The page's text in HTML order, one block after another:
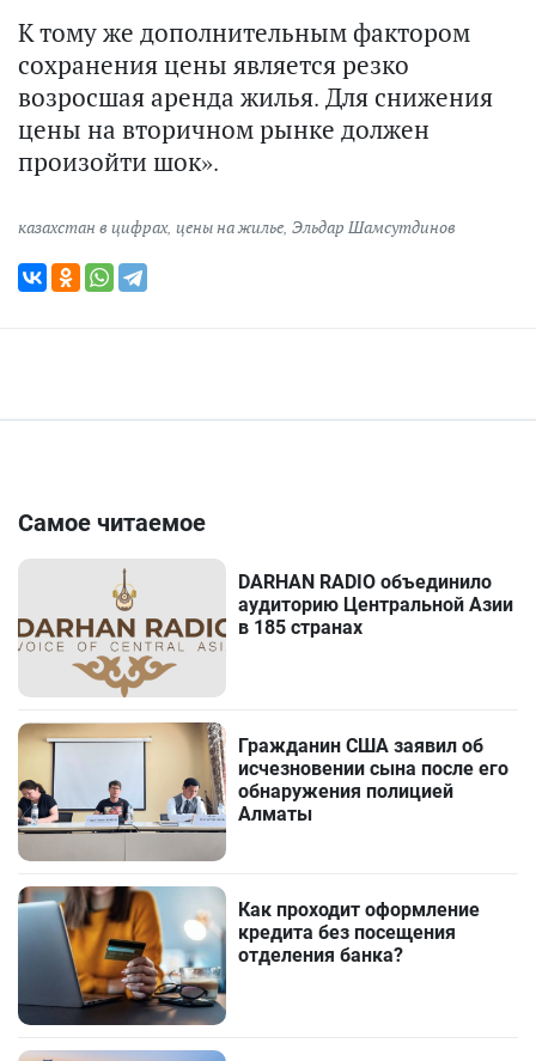
К тому же дополнительным фактором
сохранения цены является резко
возросшая аренда жилья. Для снижения
цены на вторичном рынке должен
произойти шок».
казахстан в цифрах, цены на жилье, Эльдар Шамсутдинов
Самое читаемое
DARHAN RADIO объединило
аудиторию Центральной Азии
в 185 странах
Гражданин США заявил об
исчезновении сына после его
обнаружения полицией
Алматы
Как проходит оформление
кредита без посещения
отделения банка?